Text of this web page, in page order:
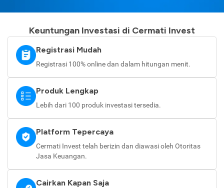
Keuntungan Investasi di Cermati Invest
Registrasi Mudah
Registrasi 100% online dan dalam hitungan menit.
Produk Lengkap
Lebih dari 100 produk investasi tersedia.
Platform Tepercaya
Cermati Invest telah berizin dan diawasi oleh Otoritas
Jasa Keuangan.
Cairkan Kapan Saja